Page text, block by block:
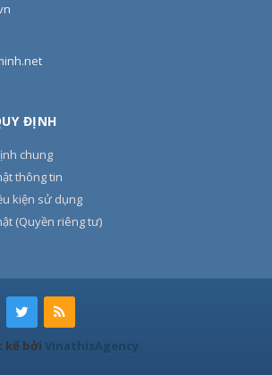
ĐỊNH
chung
thông tin
kiện sử dụng
(Quyền riêng tư)
kế bởi VinathisAgency